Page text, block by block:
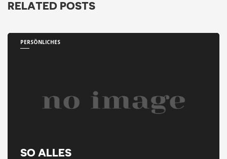
RELATED POSTS
PERSÖNLICHES
SO ALLES